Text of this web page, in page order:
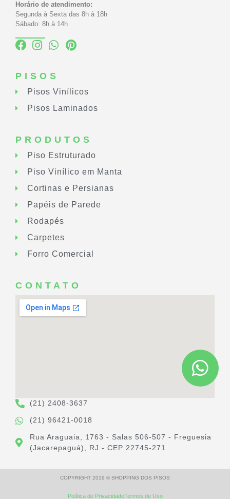
Horário de atendimento:
Segunda à Sexta das 8h à 18h
Sábado: 8h à 14h
PISOS
Pisos Vinílicos
Pisos Laminados
PRODUTOS
Piso Estruturado
Piso Vinílico em Manta
Cortinas e Persianas
Papéis de Parede
Rodapés
Carpetes
Forro Comercial
CONTATO
(21) 2408-3637
(21) 96421-0018
Rua Araguaia, 1763 - Salas 506-507 - Freguesia
(Jacarepaguá), RJ - CEP 22745-271
COPYRIGHT 2019 © SHOPPING DOS PISOS
Política de PrivacidadeTermos de Uso